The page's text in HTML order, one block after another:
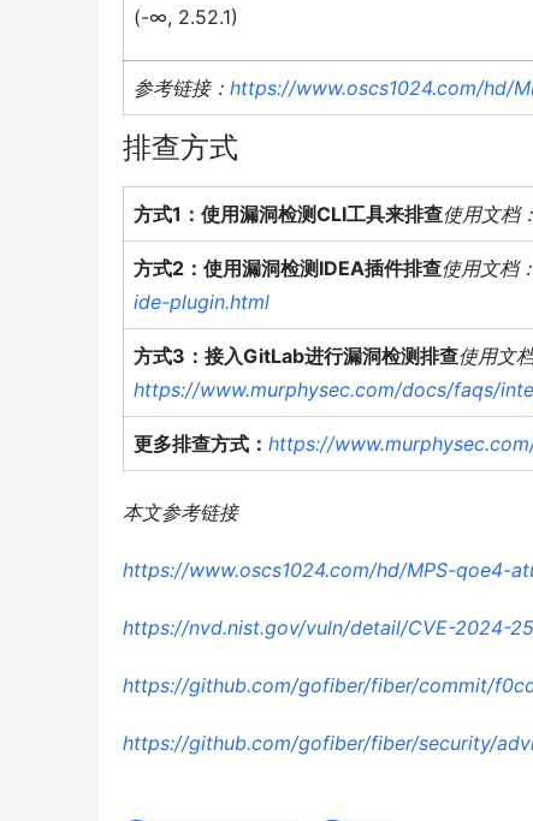
(-∞, 2.52.1)
参考链接： https://www.oscs1024.com/hd/
排查方式
方式1：使用漏洞检测CLI工具来排查使用文档：
方式2：使用漏洞检测IDEA插件排查使用文档：
ide-plugin.html
方式3：接入GitLab进行漏洞检测排查使用文
https://www.murphysec.com/docs/faqs/
更多排查方式： https://
本文参考链接
https://www.oscs1024.com/hd/MPS-qoe4-
https://nvd.nist.gov/vuln/detail/CVE-2024-
https://github.com/gofiber/fiber/commit/
https://github.com/gofiber/fiber/security/